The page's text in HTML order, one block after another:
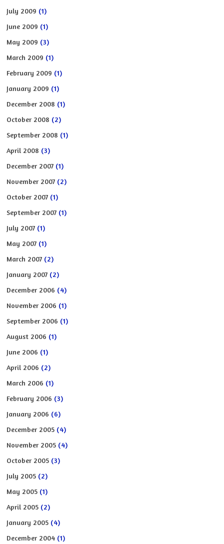
July 2009 (1)
June 2009 (1)
May 2009 (3)
March 2009 (1)
February 2009 (1)
January 2009 (1)
December 2008 (1)
October 2008 (2)
September 2008 (1)
April 2008 (3)
December 2007 (1)
November 2007 (2)
October 2007 (1)
September 2007 (1)
July 2007 (1)
May 2007 (1)
March 2007 (2)
January 2007 (2)
December 2006 (4)
November 2006 (1)
September 2006 (1)
August 2006 (1)
June 2006 (1)
April 2006 (2)
March 2006 (1)
February 2006 (3)
January 2006 (6)
December 2005 (4)
November 2005 (4)
October 2005 (3)
July 2005 (2)
May 2005 (1)
April 2005 (2)
January 2005 (4)
December 2004 (1)